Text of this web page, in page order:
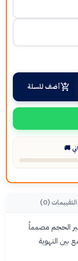
أضف للسلة
🚚
التقييمات (0)
الحجم مصمماً
التهوية